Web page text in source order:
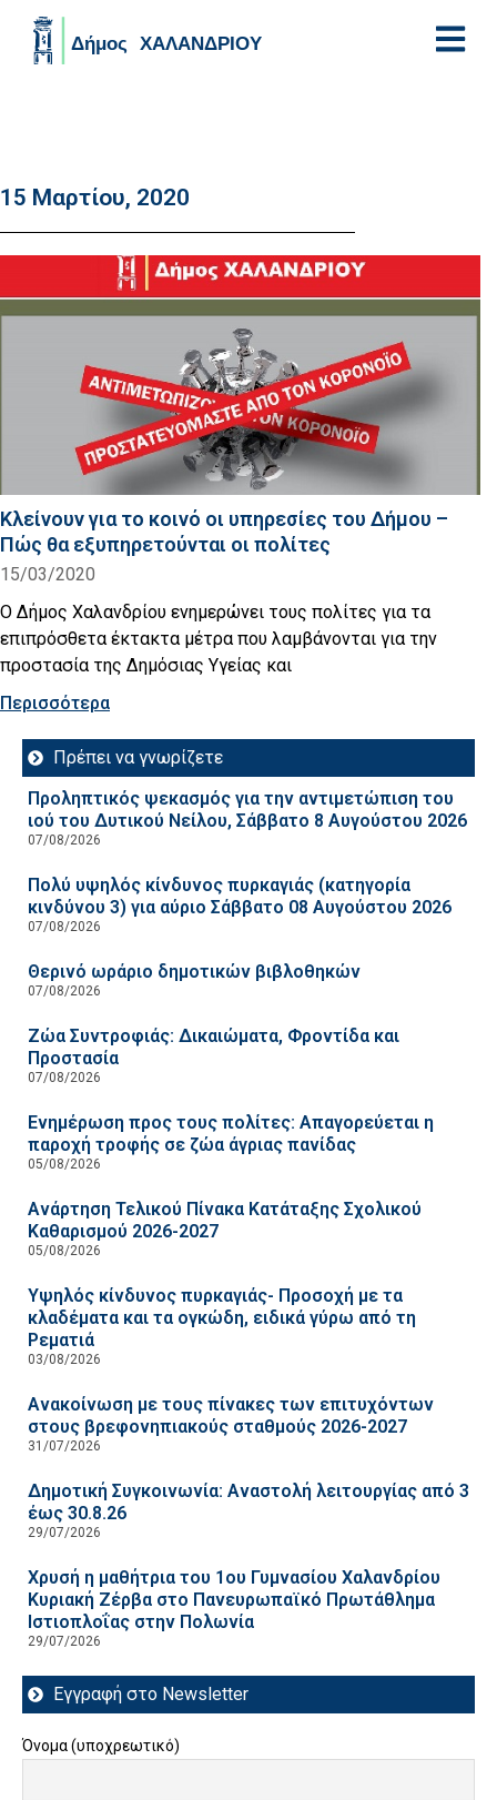
15 Μαρτίου, 2020
Κλείνουν για το κοινό οι υπηρεσίες του Δήμου –
Πώς θα εξυπηρετούνται οι πολίτες
15/03/2020
Ο Δήμος Χαλανδρίου ενημερώνει τους πολίτες για τα
επιπρόσθετα έκτακτα μέτρα που λαμβάνονται για την
προστασία της Δημόσιας Υγείας και
Περισσότερα
Πρέπει να γνωρίζετε
Προληπτικός ψεκασμός για την αντιμετώπιση του
ιού του Δυτικού Νείλου, Σάββατο 8 Αυγούστου 2026
07/08/2026
Πολύ υψηλός κίνδυνος πυρκαγιάς (κατηγορία
κινδύνου 3) για αύριο Σάββατο 08 Αυγούστου 2026
07/08/2026
Θερινό ωράριο δημοτικών βιβλοθηκών
07/08/2026
Ζώα Συντροφιάς: Δικαιώματα, Φροντίδα και
Προστασία
07/08/2026
Ενημέρωση προς τους πολίτες: Απαγορεύεται η
παροχή τροφής σε ζώα άγριας πανίδας
05/08/2026
Ανάρτηση Τελικού Πίνακα Κατάταξης Σχολικού
Καθαρισμού 2026-2027
05/08/2026
Υψηλός κίνδυνος πυρκαγιάς- Προσοχή με τα
κλαδέματα και τα ογκώδη, ειδικά γύρω από τη
Ρεματιά
03/08/2026
Ανακοίνωση με τους πίνακες των επιτυχόντων
στους βρεφονηπιακούς σταθμούς 2026-2027
31/07/2026
Δημοτική Συγκοινωνία: Αναστολή λειτουργίας από 3
έως 30.8.26
29/07/2026
Χρυσή η μαθήτρια του 1ου Γυμνασίου Χαλανδρίου
Κυριακή Ζέρβα στο Πανευρωπαϊκό Πρωτάθλημα
Ιστιοπλοΐας στην Πολωνία
29/07/2026
Εγγραφή στο Newsletter
Όνομα (υποχρεωτικό)